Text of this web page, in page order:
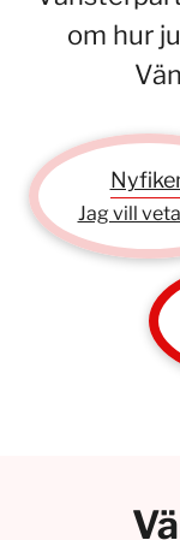
om hur
Jag vill